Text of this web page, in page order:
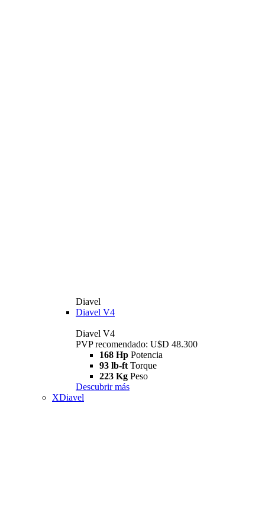
Diavel
Diavel V4
Diavel V4
PVP recomendado: U$D 48.300
168 Hp Potencia
93 lb-ft Torque
223 Kg Peso
Descubrir más
XDiavel